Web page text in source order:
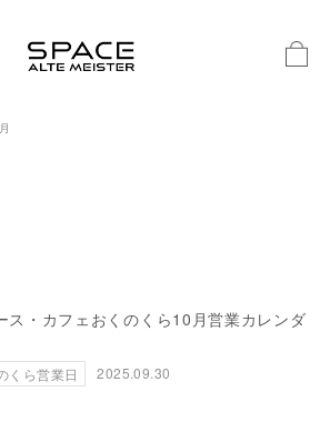
ス・カフェおくのくら10月営業カレンダ
くら営業日 2025.09.30